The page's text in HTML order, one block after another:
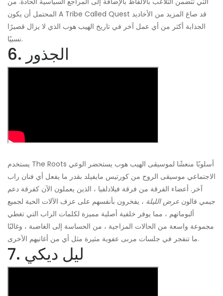
المحتمل أن يكون A Tribe Called Quest قد صاغ المزيد من الأخاديد
الجذابة أكثر من أي عمل آخر في تاريخ الهيب هوب الذي لا يزال قصيرًا
نسبيًا.
6. الجذور
يستخدم The Roots أسلوبًا منعشًا لموسيقى الهيب هوب يستحضر الوعي
الاجتماعي موسيقى الروح من كورتيس مايفيلد بقدر ما يفعل أي فنان راب
آخر. أعضاء الفرقة من فرقة فيلادلفيا ، الذين يعملون الآن كفرقة دعم
جيمي فالون عرض الليلة ، يفخرون بأنفسهم على عزف الآلات الحية لجميع
ألبوماتهم ، مما يوفر خلفية أصلية مميزة لكلمات الراب التي تغطي
مجموعة واسعة من الحالات المزاجية ، من الحساسة إلى الغاضبة ، وغالبًا
ما تنفجر في جلسات مربى عفوية مثيرة مثل أي من أغانيهم الأخرى.
7. ليل ديكي